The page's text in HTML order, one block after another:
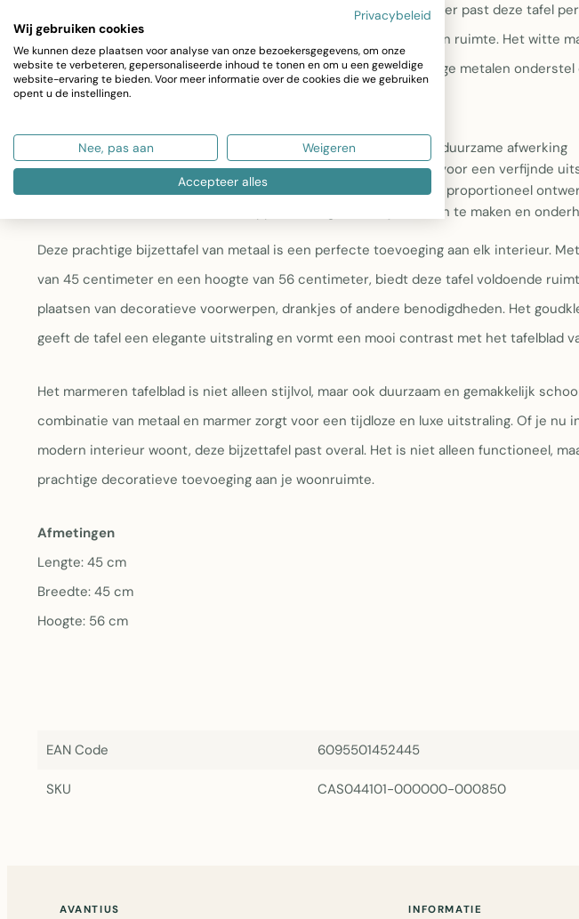
Met een diameter van 45 centimeter en hoogte van 56 centimeter past deze tafel
bank, bij een fauteuil of als decoratief element in de hoek van een ruimte. Het witte
tafelblad biedt een schone, elegante basis, terwijl het goudkleurige metalen
vormt.
Tafelblad:Wit marmer met natuurlijke karaktertrekken en duurzame afwerking
Onderstel:Goudkleurig metaal (ook beschikbaar in zilver) voor een verfijnde
Afmetingen:Diameter 45 cm, hoogte 56 cm – compact en proportioneel
Het marmeren oppervlak is gemakkelijk schoon te maken en
Deze prachtige bijzettafel van metaal is een perfecte toevoeging aan elk interieur.
van 45 centimeter en een hoogte van 56 centimeter, biedt deze tafel voldoende
plaatsen van decoratieve voorwerpen, drankjes of andere benodigdheden. Het
geeft de tafel een elegante uitstraling en vormt een mooi contrast met het tafelblad
Het marmeren tafelblad is niet alleen stijlvol, maar ook duurzaam en gemakkelijk
combinatie van metaal en marmer zorgt voor een tijdloze en luxe uitstraling. Of je nu
modern interieur woont, deze bijzettafel past overal. Het is niet alleen functioneel,
prachtige decoratieve toevoeging aan je woonruimte.
Afmetingen
Lengte: 45 cm
Breedte: 45 cm
Hoogte: 56 cm
EAN Code 6095501452445
SKU CAS044101-000000-000850
AVANTIUS INFORMATIE
Privacybeleid
Wij gebruiken cookies
We kunnen deze plaatsen voor analyse van onze bezoekersgegevens, om onze
website te verbeteren, gepersonaliseerde inhoud te tonen en om u een geweldige
website-ervaring te bieden. Voor meer informatie over de cookies die we gebruiken
opent u de instellingen.
Nee, pas aan Weigeren
Accepteer alles